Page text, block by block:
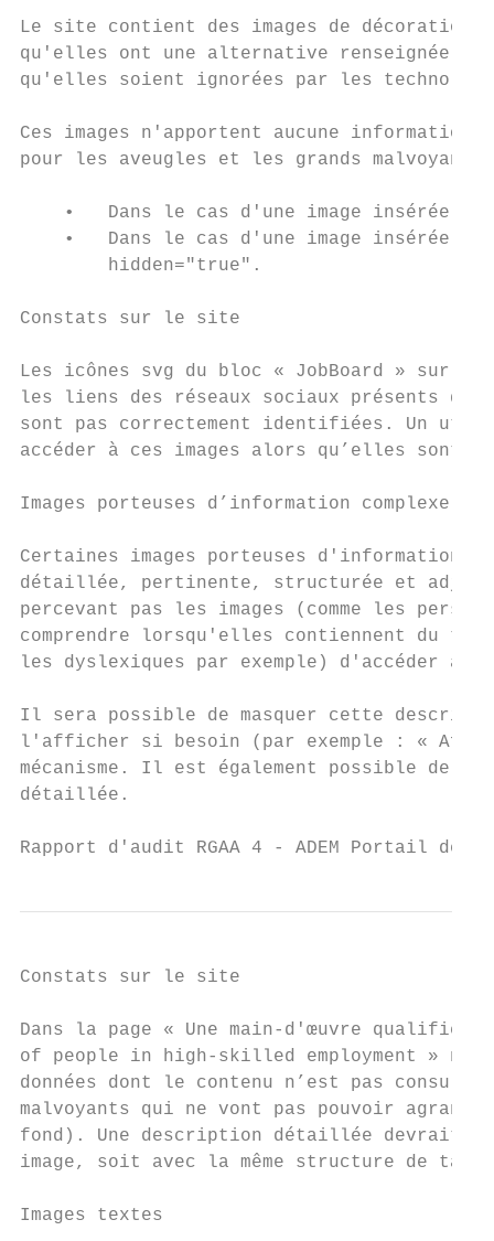
Le site contient des images de
qu'elles ont une alternative renseignée,
qu'elles soient ignorées par les
Ces images n'apportent aucune information
pour les aveugles et les grands
•   Dans le cas d'une image insérée
•   Dans le cas d'une image insérée
        hidden="true".
Constats sur le site
Les icônes svg du bloc « JobBoard » sur
les liens des réseaux sociaux présents
sont pas correctement identifiées. Un
accéder à ces images alors qu’elles sont
Images porteuses d’information complexe
Certaines images porteuses d'informations
détaillée, pertinente, structurée et
percevant pas les images (comme les
comprendre lorsqu'elles contiennent du
les dyslexiques par exemple) d'accéder à
Il sera possible de masquer cette
l'afficher si besoin (par exemple : «
mécanisme. Il est également possible de
détaillée.
Rapport d'audit RGAA 4 - ADEM
Constats sur le site
Dans la page « Une main-d'œuvre
of people in high-skilled employment »
données dont le contenu n’est pas
malvoyants qui ne vont pas pouvoir
fond). Une description détaillée devrait
image, soit avec la même structure de
Images textes